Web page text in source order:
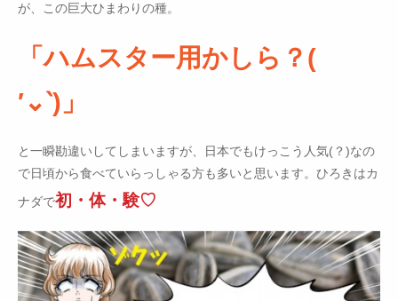
が、この巨大ひまわりの種。
「ハムスター用かしら？(
′⌄‵)」
と一瞬勘違いしてしまいますが、日本でもけっこう人気(？)なの
で日頃から食べていらっしゃる方も多いと思います。ひろきはカ
ナダで初・体・験♡